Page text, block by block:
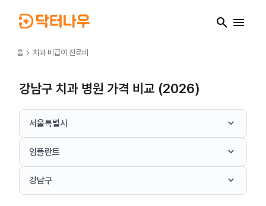
search menu
홈 chevron_right 치과 비급여 진료비
강남구 치과 병원 가격 비교 (2026)
서울특별시 keyboard_arrow_down
임플란트 keyboard_arrow_down
강남구 keyboard_arrow_down